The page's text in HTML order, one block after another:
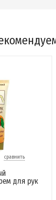
сравнить
для рук